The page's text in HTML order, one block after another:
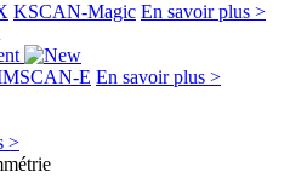
KSCAN-Magic En savoir plus >
E En savoir plus >
>